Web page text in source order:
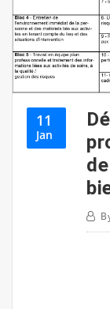
11
Jan